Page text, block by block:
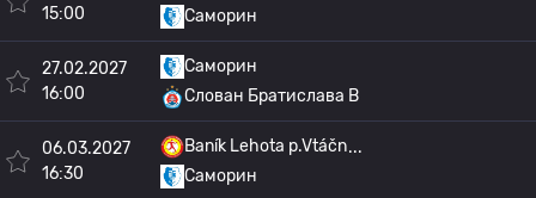
15:00
Саморин
27.02.2027
16:00
Саморин
Слован Братислава B
06.03.2027
16:30
Baník Lehota p.Vtáčn
Саморин